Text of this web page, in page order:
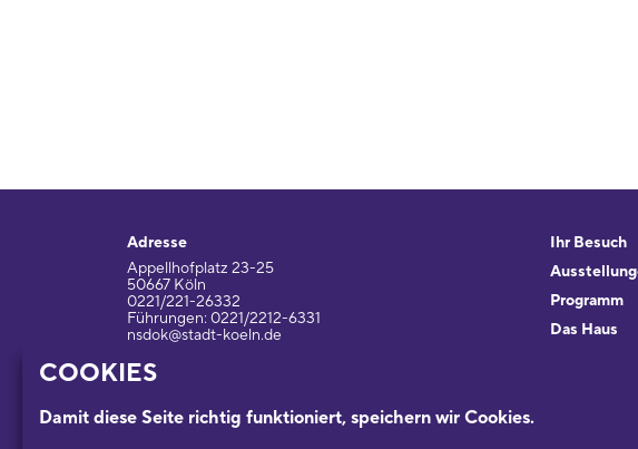
COOKIES
Damit diese Seite richtig funktioniert, speichern wir Cookies.
Adresse
Appellhofplatz 23-25
50667 Köln
0221/221-26332
Führungen: 0221/2212-6331
nsdok@stadt-koeln.de
Ihr Besuch
Programm
Das Haus